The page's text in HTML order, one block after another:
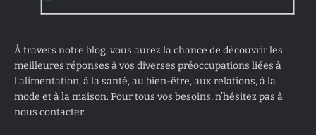
À travers notre blog, vous aurez la chance de découvrir les
meilleures réponses à vos diverses préoccupations liées à
l’alimentation, à la santé, au bien-être, aux relations, à la
mode et à la maison. Pour tous vos besoins, n’hésitez pas à
nous contacter.